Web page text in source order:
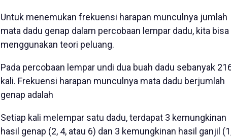
Untuk menemukan frekuensi harapan munculnya jumlah
mata dadu genap dalam percobaan lempar dadu, kita bisa
menggunakan teori peluang.
Pada percobaan lempar undi dua buah dadu sebanyak
kali. Frekuensi harapan munculnya mata dadu berjumlah
genap adalah
Setiap kali melempar satu dadu, terdapat 3 kemungkinan
hasil genap (2, 4, atau 6) dan 3 kemungkinan hasil ganjil